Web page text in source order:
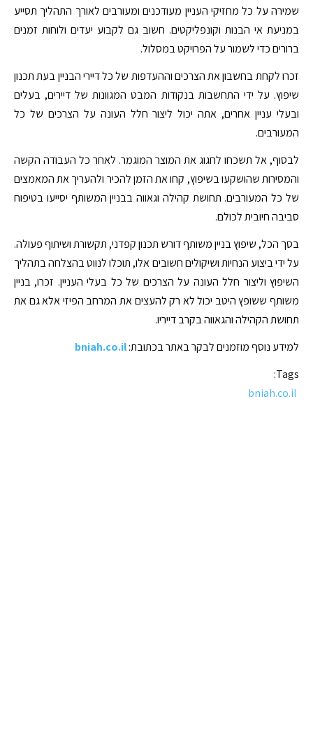
שמירה על כל מחזיקי העניין מעודכנים ומעורבים לאורך התהליך תסייע
במניעת אי הבנות וקונפליקטים. חשוב גם לקבוע יעדים ולוחות זמנים
ברורים כדי לשמור על הפרויקט במסלול.
זכרו לקחת בחשבון את הצרכים וההעדפות של כל דיירי הבניין בעת תכנון
שיפוץ. על ידי התחשבות בנקודות המבט המגוונות של דיירים, בעלים
ובעלי עניין אחרים, אתה יכול ליצור חלל העונה על הצרכים של כל
המעורבים.
לבסוף, אל תשכחו לחגוג את המוצר המוגמר. לאחר כל העבודה הקשה
והמסירות שהושקעו בשיפוץ, קחו את הזמן להכיר ולהעריך את המאמצים
של כל המעורבים. תחושת קהילה וגאווה בבניין המשותף יסייעו בטיפוח
סביבה חיובית לכולם.
בסך הכל, שיפוץ בניין משותף דורש תכנון קפדני, תקשורת ושיתוף פעולה.
על ידי ביצוע הנחיות ושיקולים חשובים אלו, תוכלו לנווט בהצלחה בתהליך
השיפוץ וליצור חלל העונה על הצרכים של כל בעלי העניין. זכרו, בניין
משותף ששופץ היטב יכול לא רק להעצים את המרחב הפיזי אלא גם את
תחושת הקהילה והגאווה בקרב דייריו.
למידע נוסף מוזמנים לבקר באתר בכתובת:bniah.co.il
Tags:
bniah.co.il